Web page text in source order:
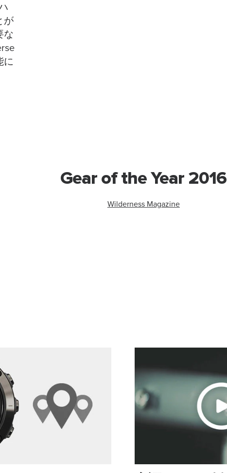
が
な
に
Gear of the Year 2016
Wilderness Magazine